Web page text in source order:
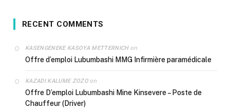
RECENT COMMENTS
KASENGENEKE KASOYA METTERNICHon
Offre d’emploi Lubumbashi MMG Infirmière paramédicale
KAZADI KALUME ZOZOon
Offre D’emploi Lubumbashi Mine Kinsevere – Poste de
Chauffeur (Driver)